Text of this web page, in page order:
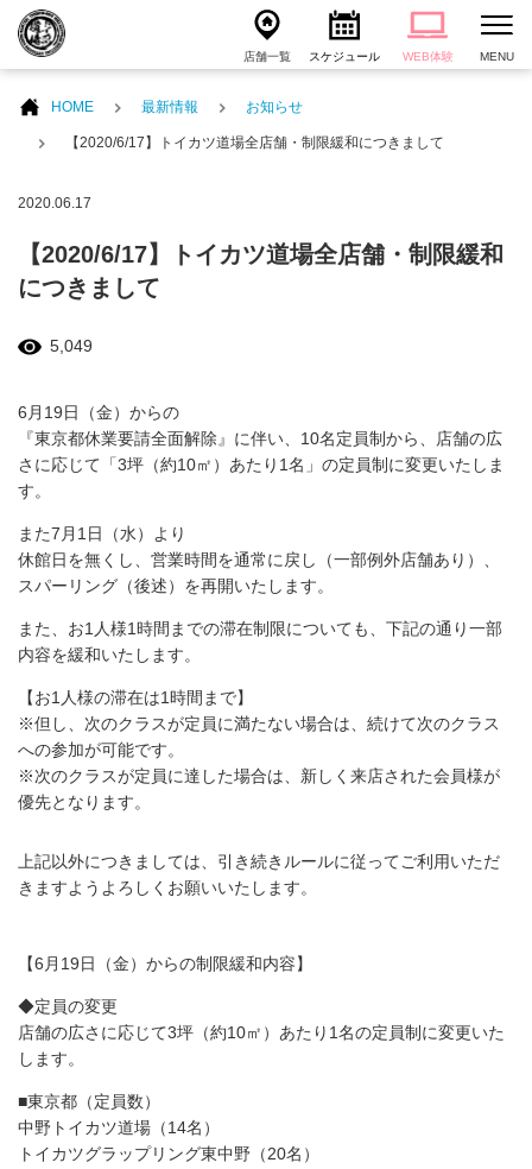
店舗一覧 スケジュール WEB体験 MENU
HOME 最新情報 お知らせ
【2020/6/17】トイカツ道場全店舗・制限緩和につきまして
2020.06.17
【2020/6/17】トイカツ道場全店舗・制限緩和
につきまして
5,049
6月19日（金）からの
『東京都休業要請全面解除』に伴い、10名定員制から、店舗の広
さに応じて「3坪（約10㎡）あたり1名」の定員制に変更いたしま
す。
また7月1日（水）より
休館日を無くし、営業時間を通常に戻し（一部例外店舗あり）、
スパーリング（後述）を再開いたします。
また、お1人様1時間までの滞在制限についても、下記の通り一部
内容を緩和いたします。
【お1人様の滞在は1時間まで】
※但し、次のクラスが定員に満たない場合は、続けて次のクラス
への参加が可能です。
※次のクラスが定員に達した場合は、新しく来店された会員様が
優先となります。
上記以外につきましては、引き続きルールに従ってご利用いただ
きますようよろしくお願いいたします。
【6月19日（金）からの制限緩和内容】
◆定員の変更
店舗の広さに応じて3坪（約10㎡）あたり1名の定員制に変更いた
します。
■東京都（定員数）
中野トイカツ道場（14名）
トイカツグラップリング東中野（20名）